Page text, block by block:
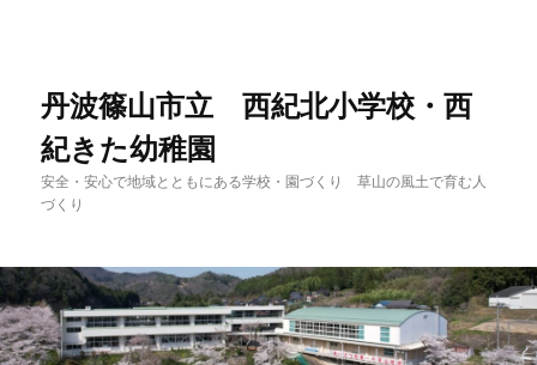
動
丹波篠山市立 西紀北小学校・西
紀きた幼稚園
安全・安心で地域とともにある学校・園づくり 草山の風土で育む人
づくり